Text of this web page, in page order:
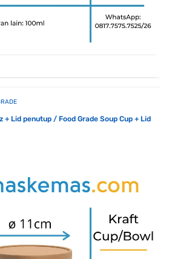
Lid penutup / Food Grade Soup Cup + Lid